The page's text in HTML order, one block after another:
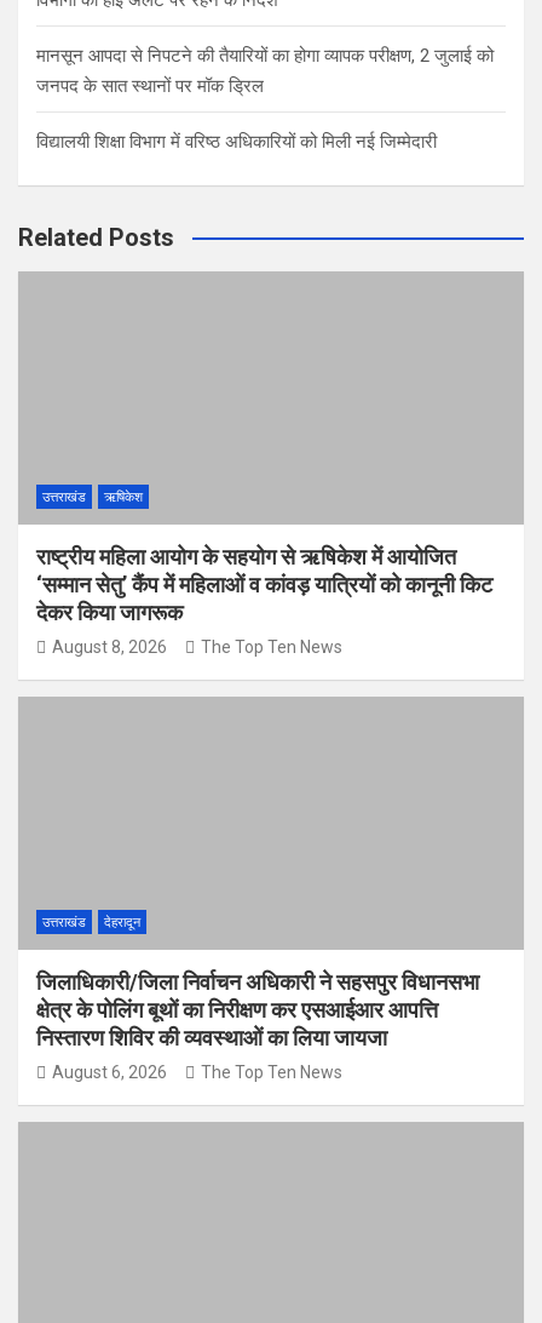
मानसून आपदा से निपटने की तैयारियों का होगा व्यापक परीक्षण, 2 जुलाई को
जनपद के सात स्थानों पर मॉक ड्रिल
विद्यालयी शिक्षा विभाग में वरिष्ठ अधिकारियों को मिली नई जिम्मेदारी
Related Posts
उत्तराखंड ऋषिकेश
राष्ट्रीय महिला आयोग के सहयोग से ऋषिकेश में आयोजित
‘सम्मान सेतु’ कैंप में महिलाओं व कांवड़ यात्रियों को कानूनी किट
देकर किया जागरूक
August 8, 2026 The Top Ten News
उत्तराखंड देहरादून
जिलाधिकारी/जिला निर्वाचन अधिकारी ने सहसपुर विधानसभा
क्षेत्र के पोलिंग बूथों का निरीक्षण कर एसआईआर आपत्ति
निस्तारण शिविर की व्यवस्थाओं का लिया जायजा
August 6, 2026 The Top Ten News